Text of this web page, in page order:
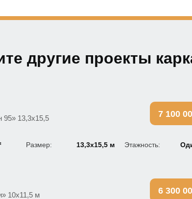
другие проекты
95» 13,3х15,5
7 100
Размер: 13,3х15,5 м Этажность:
10х11,5 м 6 300